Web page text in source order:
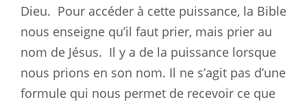
Dieu. Pour accéder à cette puissance, la Bible
nous enseigne qu’il faut prier, mais prier au
nom de Jésus. Il y a de la puissance lorsque
nous prions en son nom. Il ne s’agit pas d’une
formule qui nous permet de recevoir ce que